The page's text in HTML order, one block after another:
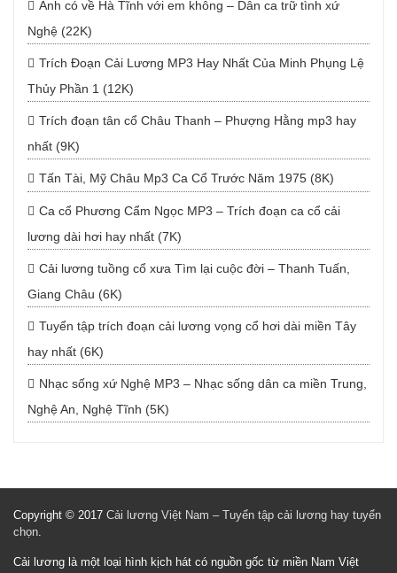
Anh có về Hà Tĩnh với em không – Dân ca trữ tình xứ
Nghệ (22K)
Trích Đoạn Cải Lương MP3 Hay Nhất Của Minh Phụng Lệ
Thủy Phần 1 (12K)
Trích đoạn tân cổ Châu Thanh – Phượng Hằng mp3 hay
nhất (9K)
Tấn Tài, Mỹ Châu Mp3 Ca Cổ Trước Năm 1975 (8K)
Ca cổ Phương Cẩm Ngọc MP3 – Trích đoạn ca cổ cải
lương dài hơi hay nhất (7K)
Cải lương tuồng cổ xưa Tìm lại cuộc đời – Thanh Tuấn,
Giang Châu (6K)
Tuyển tập trích đoạn cải lương vọng cổ hơi dài miền Tây
hay nhất (6K)
Nhạc sống xứ Nghệ MP3 – Nhạc sống dân ca miền Trung,
Nghệ An, Nghệ Tĩnh (5K)
Copyright © 2017 Cải lương Việt Nam – Tuyển tập cải lương hay tuyển
chọn.
Cải lương là một loại hình kịch hát có nguồn gốc từ miền Nam Việt